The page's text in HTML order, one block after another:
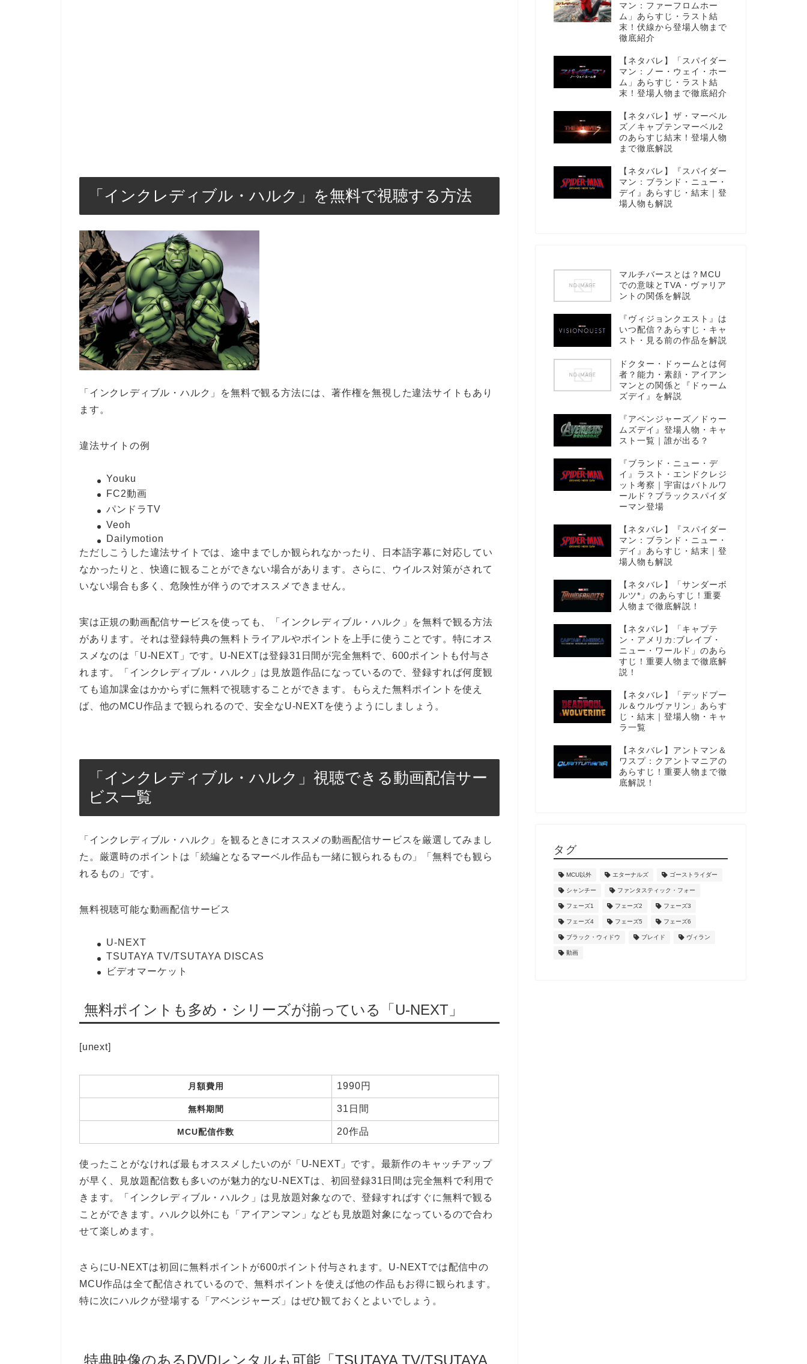
「インクレディブル・ハルク」を無料で視聴する方法
「インクレディブル・ハルク」を無料で観る方法には、著作権を無視した違法サイトもあり
ます。
違法サイトの例
Youku
FC2動画
パンドラTV
Veoh
Dailymotion
ただしこうした違法サイトでは、途中までしか観られなかったり、日本語字幕に対応してい
なかったりと、快適に観ることができない場合があります。さらに、ウイルス対策がされて
いない場合も多く、危険性が伴うのでオススメできません。
実は正規の動画配信サービスを使っても、「インクレディブル・ハルク」を無料で観る方法
があります。それは登録特典の無料トライアルやポイントを上手に使うことです。特にオス
スメなのは「U-NEXT」です。U-NEXTは登録31日間が完全無料で、600ポイントも付与さ
れます。「インクレディブル・ハルク」は見放題作品になっているので、登録すれば何度観
ても追加課金はかからずに無料で視聴することができます。もらえた無料ポイントを使え
ば、他のMCU作品まで観られるので、安全なU-NEXTを使うようにしましょう。
「インクレディブル・ハルク」視聴できる動画配信サー
ビス一覧
「インクレディブル・ハルク」を観るときにオススメの動画配信サービスを厳選してみまし
た。厳選時のポイントは「続編となるマーベル作品も一緒に観られるもの」「無料でも観ら
れるもの」です。
無料視聴可能な動画配信サービス
U-NEXT
TSUTAYA TV/TSUTAYA DISCAS
ビデオマーケット
無料ポイントも多め・シリーズが揃っている「U-NEXT」
[unext]
月額費用 1990円
無料期間 31日間
MCU配信作数 20作品
使ったことがなければ最もオススメしたいのが「U-NEXT」です。最新作のキャッチアップ
が早く、見放題配信数も多いのが魅力的なU-NEXTは、初回登録31日間は完全無料で利用で
きます。「インクレディブル・ハルク」は見放題対象なので、登録すればすぐに無料で観る
ことができます。ハルク以外にも「アイアンマン」なども見放題対象になっているので合わ
せて楽しめます。
さらにU-NEXTは初回に無料ポイントが600ポイント付与されます。U-NEXTでは配信中の
MCU作品は全て配信されているので、無料ポイントを使えば他の作品もお得に観られます。
特に次にハルクが登場する「アベンジャーズ」はぜひ観ておくとよいでしょう。
特典映像のあるDVDレンタルも可能「TSUTAYA TV/TSUTAYA
マン：ファーフロムホー
ム」あらすじ・ラスト結
末！伏線から登場人物まで
徹底紹介
【ネタバレ】「スパイダー
マン：ノー・ウェイ・ホー
ム」あらすじ・ラスト結
末！登場人物まで徹底紹介
【ネタバレ】ザ・マーベル
ズ／キャプテンマーベル2
のあらすじ結末！登場人物
まで徹底解説
【ネタバレ】『スパイダー
マン：ブランド・ニュー・
デイ』あらすじ・結末｜登
場人物も解説
マルチバースとは？MCU
での意味とTVA・ヴァリア
ントの関係を解説
『ヴィジョンクエスト』は
いつ配信？あらすじ・キャ
スト・見る前の作品を解説
ドクター・ドゥームとは何
者？能力・素顔・アイアン
マンとの関係と『ドゥーム
ズデイ』を解説
『アベンジャーズ／ドゥー
ムズデイ』登場人物・キャ
スト一覧｜誰が出る？
『ブランド・ニュー・デ
イ』ラスト・エンドクレジ
ット考察｜宇宙はバトルワ
ールド？ブラックスパイダ
ーマン登場
【ネタバレ】『スパイダー
マン：ブランド・ニュー・
デイ』あらすじ・結末｜登
場人物も解説
【ネタバレ】「サンダーボ
ルツ*」のあらすじ！重要
人物まで徹底解説！
【ネタバレ】「キャプテ
ン・アメリカ:ブレイブ・
ニュー・ワールド」のあら
すじ！重要人物まで徹底解
説！
【ネタバレ】「デッドプー
ル＆ウルヴァリン」あらす
じ・結末｜登場人物・キャ
ラ一覧
【ネタバレ】アントマン＆
ワスプ：クアントマニアの
あらすじ！重要人物まで徹
底解説！
タグ
MCU以外 エターナルズ ゴーストライダー
シャンチー ファンタスティック・フォー
フェーズ1 フェーズ2 フェーズ3
フェーズ4 フェーズ5 フェーズ6
ブラック・ウィドウ ブレイド ヴィラン
動画